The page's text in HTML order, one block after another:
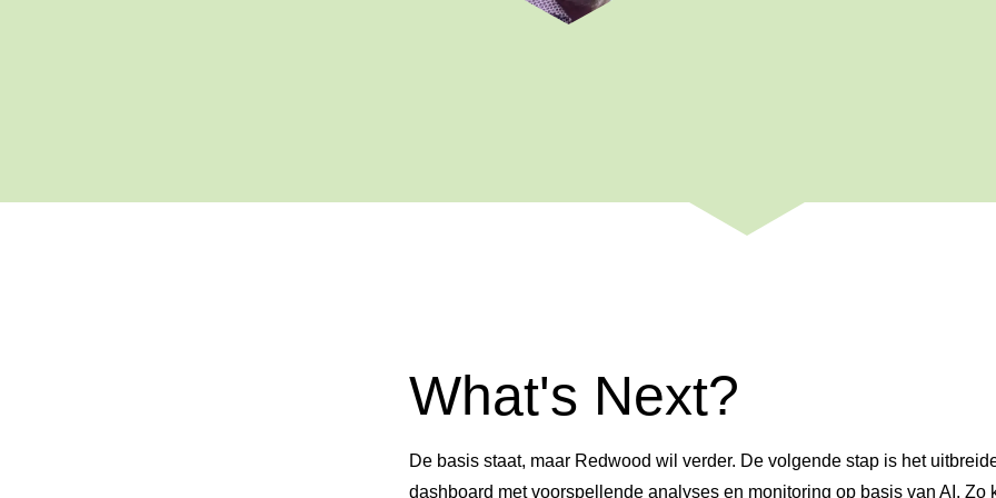
What's Next?
De basis staat, maar Redwood wil verder. De volgende stap is het
dashboard met voorspellende analyses en monitoring op basis van AI. Zo